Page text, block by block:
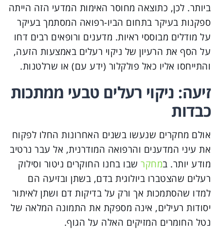
ביותר. לכן, כתוצאה מחוסר האימות המדעי הזה הייתה
ספקנות בעיקר בתחום הביו-רפואה המסתמך בעיקר
על מודלים מבוססי ראיות. מדענים ורופאים רבים דחו
על הסף את הרעיון של ניקוי רעלים באמצעות הזעה,
והתייחסו אליו כאל פולקלור (ידע עם) או שרלטנות.
זיעה: ניקוי רעלים טבעי ממתכות
כבדות
אולם מחקרים שנעשו בשנים האחרונות החלו לפקוח
את עיני המדענים והרפואה המודרנית, אל עבר נרטיב
מודע יותר. במחקר שבו בחנו החוקרים ניטור וסילוק
רעלים שהצטברו ביולוגית בדם, בשתן ובזיעה הם
למדו שהסתמכות אך ורק על בדיקות דם ושתן לאיתור
יסודות רעילים, אינה מספקת את התמונה המלאה של
נטל החומרים המזיקים האלה על הגוף.